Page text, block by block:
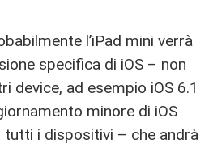
l’iPad mini verrà
specifica di iOS – non
device, ad esempio iOS 6.1
minore di iOS
tutti i dispositivi – che andrà